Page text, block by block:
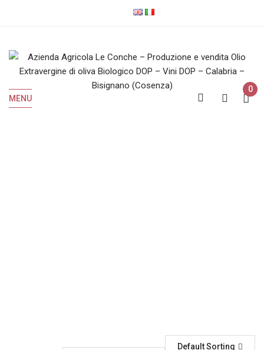
MENU
0
Default Sorting